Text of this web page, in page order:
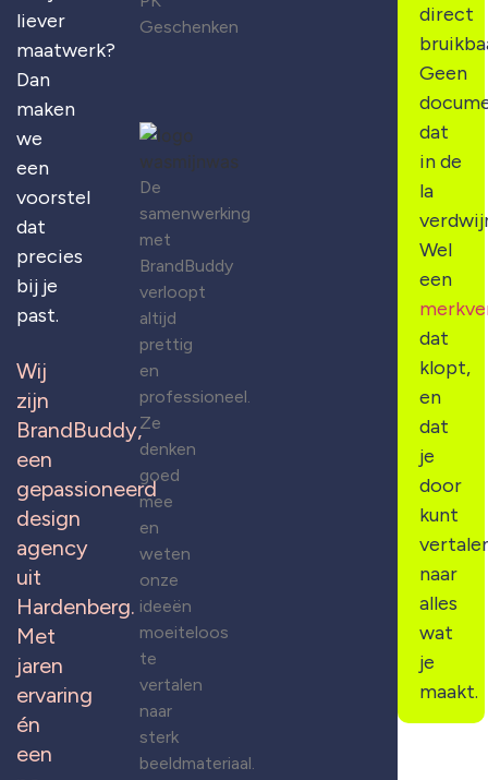
liever
maatwerk?
Dan
maken
we
een
voorstel
dat
precies
bij je
past.
Wij
zijn
BrandBuddy,
een
gepassioneerd
design
agency
uit
Hardenberg.
Met
jaren
ervaring
én
een
Geschenken
De
samenwerking
met
BrandBuddy
verloopt
altijd
prettig
en
professioneel.
Ze
denken
goed
mee
en
weten
onze
ideeën
moeiteloos
te
vertalen
naar
sterk
beeldmateriaal.
direct
Geen
dat
in de
la
Wel
een
dat
klopt,
en
dat
je
door
kunt
naar
alles
wat
je
maakt.